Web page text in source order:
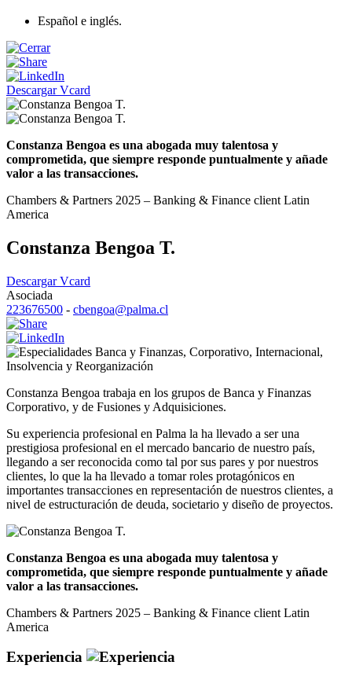
Español e inglés.
Descargar Vcard
Constanza Bengoa es una abogada muy talentosa y
comprometida, que siempre responde puntualmente y añade
valor a las transacciones.
Chambers & Partners 2025 – Banking & Finance client Latin
America
Constanza Bengoa T.
Descargar Vcard
Asociada
223676500 - cbengoa@palma.cl
Banca y Finanzas, Corporativo, Internacional,
Insolvencia y Reorganización
Constanza Bengoa trabaja en los grupos de Banca y Finanzas
Corporativo, y de Fusiones y Adquisiciones.
Su experiencia profesional en Palma la ha llevado a ser una
prestigiosa profesional en el mercado bancario de nuestro país,
llegando a ser reconocida como tal por sus pares y por nuestros
clientes, lo que la ha llevado a tomar roles protagónicos en
importantes transacciones en representación de nuestros clientes, a
nivel de estructuración de deuda, societario y diseño de proyectos.
Constanza Bengoa es una abogada muy talentosa y
comprometida, que siempre responde puntualmente y añade
valor a las transacciones.
Chambers & Partners 2025 – Banking & Finance client Latin
America
Experiencia